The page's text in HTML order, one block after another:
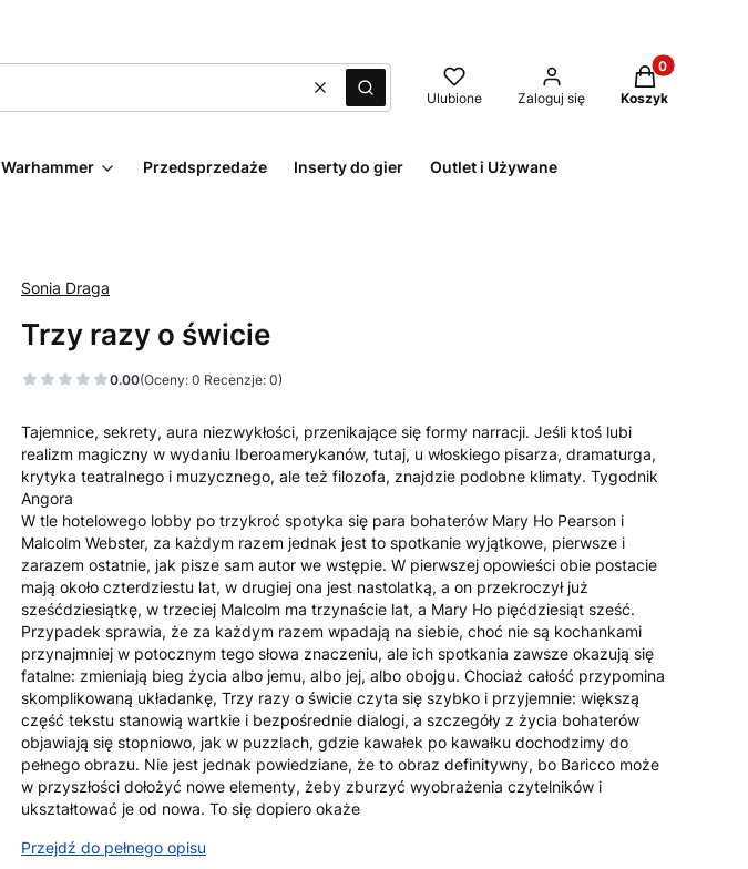
WyczyśćSzukaj Ulubione Zaloguj się
Produkty w
Koszyk
Warhammer Przedsprzedaże Inserty do gier Outlet i Używane
Sonia Draga
Trzy razy o świcie
0.00(Oceny: 0 Recenzje: 0)
Tajemnice, sekrety, aura niezwykłości, przenikające się formy narracji. Jeśli ktoś lubi
realizm magiczny w wydaniu Iberoamerykanów, tutaj, u włoskiego pisarza, dramaturga,
krytyka teatralnego i muzycznego, ale też filozofa, znajdzie podobne klimaty. Tygodnik
Angora
W tle hotelowego lobby po trzykroć spotyka się para bohaterów Mary Ho Pearson i
Malcolm Webster, za każdym razem jednak jest to spotkanie wyjątkowe, pierwsze i
zarazem ostatnie, jak pisze sam autor we wstępie. W pierwszej opowieści obie postacie
mają około czterdziestu lat, w drugiej ona jest nastolatką, a on przekroczył już
sześćdziesiątkę, w trzeciej Malcolm ma trzynaście lat, a Mary Ho pięćdziesiąt sześć.
Przypadek sprawia, że za każdym razem wpadają na siebie, choć nie są kochankami
przynajmniej w potocznym tego słowa znaczeniu, ale ich spotkania zawsze okazują się
fatalne: zmieniają bieg życia albo jemu, albo jej, albo obojgu. Chociaż całość przypomina
skomplikowaną układankę, Trzy razy o świcie czyta się szybko i przyjemnie: większą
część tekstu stanowią wartkie i bezpośrednie dialogi, a szczegóły z życia bohaterów
objawiają się stopniowo, jak w puzzlach, gdzie kawałek po kawałku dochodzimy do
pełnego obrazu. Nie jest jednak powiedziane, że to obraz definitywny, bo Baricco może
w przyszłości dołożyć nowe elementy, żeby zburzyć wyobrażenia czytelników i
ukształtować je od nowa. To się dopiero okaże
Przejdź do pełnego opisu